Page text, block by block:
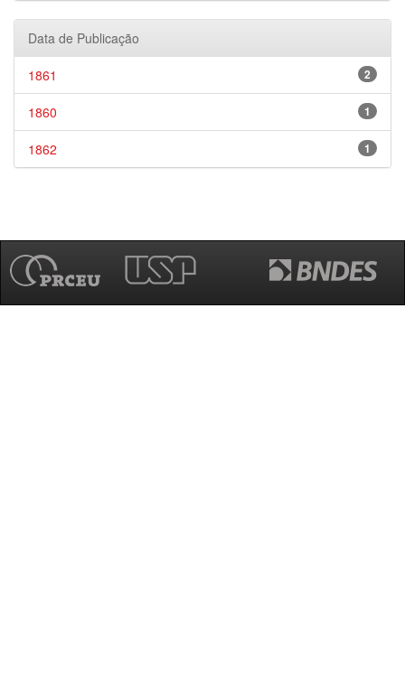
Data de Publicação
2
1861
1
1860
1
1862